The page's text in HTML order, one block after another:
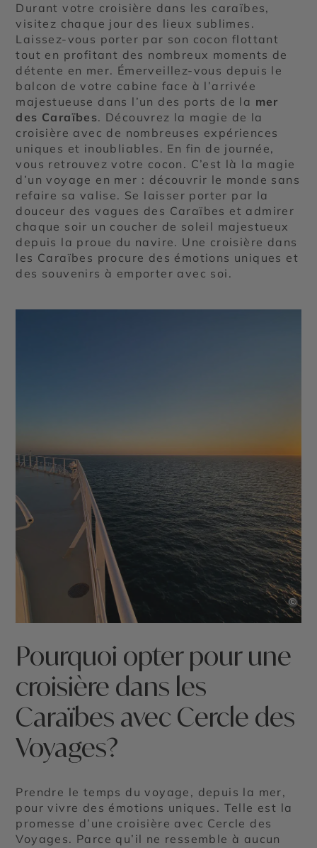
Durant votre croisière dans les caraïbes,
visitez chaque jour des lieux sublimes.
Laissez-vous porter par son cocon flottant
tout en profitant des nombreux moments de
détente en mer. Émerveillez-vous depuis le
balcon de votre cabine face à l’arrivée
majestueuse dans l’un des ports de la mer
des Caraïbes. Découvrez la magie de la
croisière avec de nombreuses expériences
uniques et inoubliables. En fin de journée,
vous retrouvez votre cocon. C’est là la magie
d’un voyage en mer : découvrir le monde sans
refaire sa valise. Se laisser porter par la
douceur des vagues des Caraïbes et admirer
chaque soir un coucher de soleil majestueux
depuis la proue du navire. Une croisière dans
les Caraïbes procure des émotions uniques et
des souvenirs à emporter avec soi.
©
Pourquoi opter pour une
croisière dans les
Caraïbes avec Cercle des
Voyages?
Prendre le temps du voyage, depuis la mer,
pour vivre des émotions uniques. Telle est la
promesse d’une croisière avec Cercle des
Voyages. Parce qu’il ne ressemble à aucun